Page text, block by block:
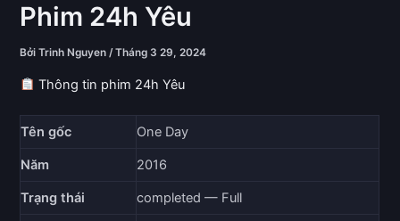
Phim 24h Yêu
BởiTrinh Nguyen/Tháng 3 29, 2024
Thông tin phim 24h Yêu
Tên gốc One Day
Năm 2016
Trạng thái completed — Full